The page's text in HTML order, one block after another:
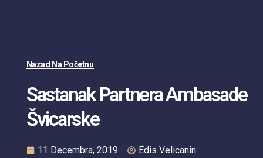
Nazad Na Početnu
Sastanak Partnera Ambasade
Švicarske
11 Decembra, 2019 Edis Velicanin